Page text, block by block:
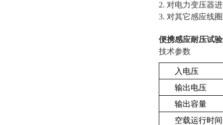
2. 对电力变压器
3. 对其它感应线
便携感应耐压试
技术参数
入电压
输出电压
输出容量
空载运行时间